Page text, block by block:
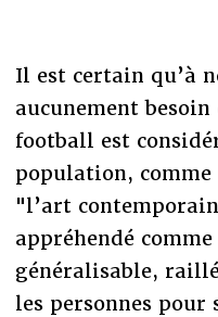
Il est certain qu’à
aucunement
football est
population,
"l’art
appréhendé
généralisable,
les personnes pour